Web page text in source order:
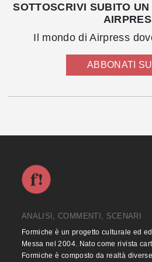
SOTTOSCRIVI SUBITO
Il mondo di Airpress
ABBONATI
ANALISI, COMMENTI, SCENARI
Formiche è un progetto culturale ed
Messa nel 2004. Nato come rivista
Formiche è composto da realtà